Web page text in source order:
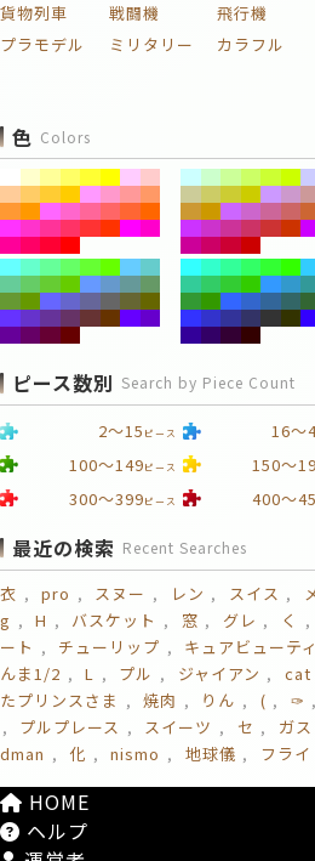
貨物列車
戦闘機 飛行機
プラモデル
ミリタリー カラフル
色 Colors
ピース数別 Search by Piece Count
2～15 ピース 16～
100～149ピース 150～
300～399ピース 400～
最近の検索 Recent Searches
衣 pro スヌー レン スイス
g
H バスケット 窓 グレ く
ート
チューリップ キュアビューティ
んま1/2
L プル ジャイアン cat
たプリンスさま
焼肉 りん ( ✑
プルプレース
スイーツ セ ガス
dman
化 nismo 地球儀 フライ
HOME
ヘルプ